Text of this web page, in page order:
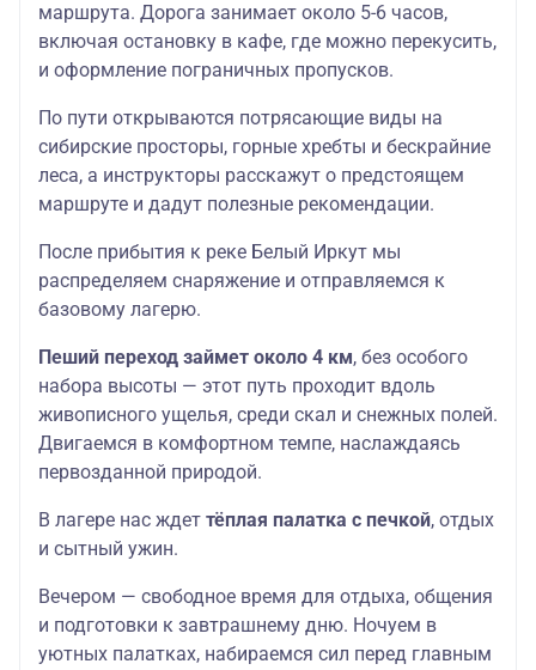
маршрута. Дорога занимает около 5-6 часов,
включая остановку в кафе, где можно перекусить,
и оформление пограничных пропусков.
По пути открываются потрясающие виды на
сибирские просторы, горные хребты и бескрайние
леса, а инструкторы расскажут о предстоящем
маршруте и дадут полезные рекомендации.
После прибытия к реке Белый Иркут мы
распределяем снаряжение и отправляемся к
базовому лагерю.
Пеший переход займет около 4 км, без особого
набора высоты — этот путь проходит вдоль
живописного ущелья, среди скал и снежных полей.
Двигаемся в комфортном темпе, наслаждаясь
первозданной природой.
В лагере нас ждет тёплая палатка с печкой, отдых
и сытный ужин.
Вечером — свободное время для отдыха, общения
и подготовки к завтрашнему дню. Ночуем в
уютных палатках, набираемся сил перед главным